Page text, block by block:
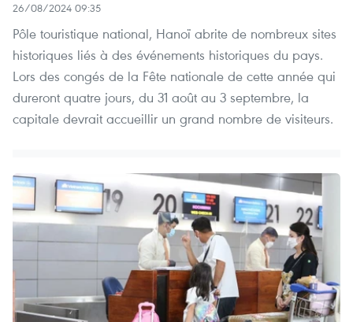
26/08/2024 09:35
Pôle touristique national, Hanoï abrite de nombreux sites
historiques liés à des événements historiques du pays.
Lors des congés de la Fête nationale de cette année qui
dureront quatre jours, du 31 août au 3 septembre, la
capitale devrait accueillir un grand nombre de visiteurs.